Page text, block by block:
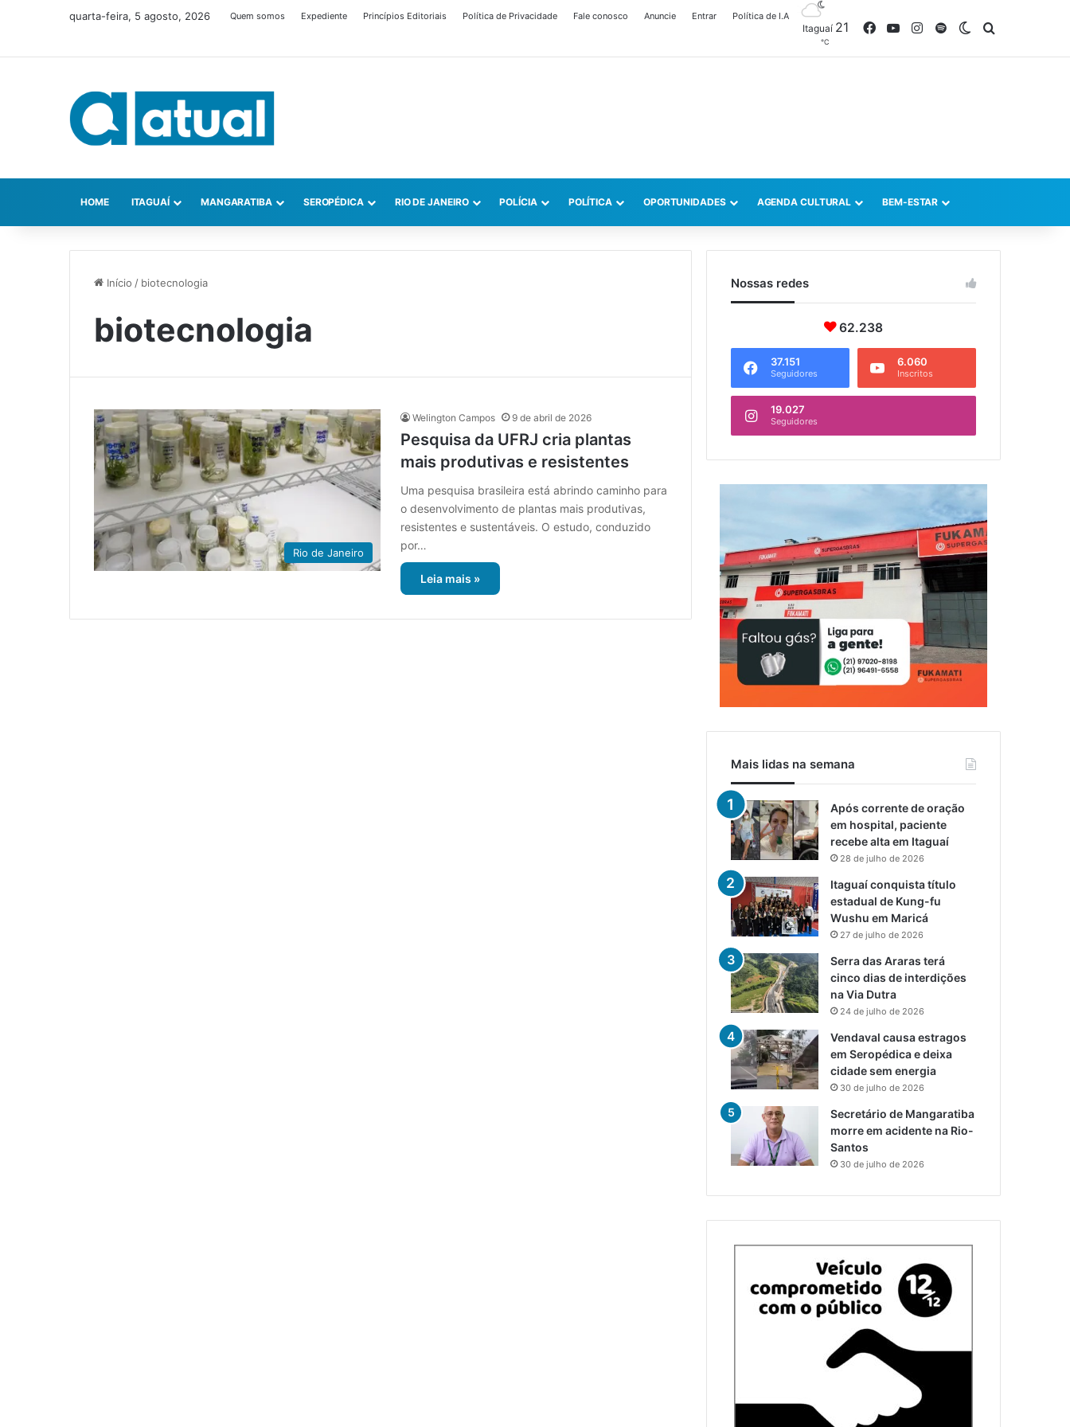
quarta-feira, 5 agosto, 2026 Quem somos Expediente Princípios Editoriais Política de Privacidade Fale conosco Anuncie Entrar Política de I.A
Itaguaí 21
℃
FacebookYouTubeInstagram
SpotifySwitch skin
HOME ITAGUAÍ MANGARATIBA SEROPÉDICA RIO DE JANEIRO POLÍCIA POLÍTICA OPORTUNIDADES AGENDA CULTURAL BEM-ESTAR
Início / biotecnologia
biotecnologia
Rio de Janeiro
Welington Campos 9 de abril de 2026
Pesquisa da UFRJ cria plantas
mais produtivas e resistentes
Uma pesquisa brasileira está abrindo caminho para
o desenvolvimento de plantas mais produtivas,
resistentes e sustentáveis. O estudo, conduzido
por…
Leia mais »
Nossas redes
62.238
37.151
Seguidores
6.060
Inscritos
19.027
Seguidores
Mais lidas na semana
Após corrente de oração
em hospital, paciente
recebe alta em Itaguaí
28 de julho de 2026
Itaguaí conquista título
estadual de Kung-fu
Wushu em Maricá
27 de julho de 2026
Serra das Araras terá
cinco dias de interdições
na Via Dutra
24 de julho de 2026
Vendaval causa estragos
em Seropédica e deixa
cidade sem energia
30 de julho de 2026
Secretário de Mangaratiba
morre em acidente na Rio-
Santos
30 de julho de 2026